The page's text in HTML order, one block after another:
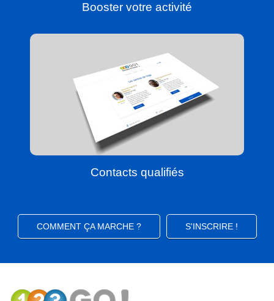
Booster votre activité
Contacts qualifiés
COMMENT ÇA MARCHE ? S'INSCRIRE !